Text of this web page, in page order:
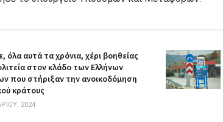
όλα αυτά τα χρόνια, χέρι βοηθείας
στον κλάδο των Ελλήνων
που στήριξαν την ανοικοδόμηση
κράτους
2024